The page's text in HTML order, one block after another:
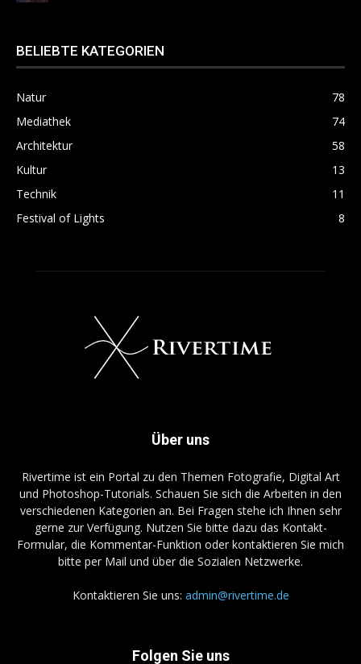
BELIEBTE KATEGORIEN
Natur
78
Mediathek
74
Architektur
58
Kultur
13
Technik
11
Festival of Lights
8
Über uns
Rivertime ist ein Portal zu den Themen Fotografie, Digital Art
und Photoshop-Tutorials. Schauen Sie sich die Arbeiten in den
verschiedenen Kategorien an. Bei Fragen stehe ich Ihnen sehr
gerne zur Verfügung. Nutzen Sie bitte dazu das Kontakt-
Formular, die Kommentar-Funktion oder kontaktieren Sie mich
bitte per Mail und über die Sozialen Netzwerke.
Kontaktieren Sie uns: admin@rivertime.de
Folgen Sie uns